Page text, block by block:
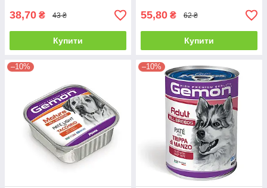
38,70 ₴ 43 ₴
Купити
55,80 ₴ 62 ₴
Купити
–10% –10%